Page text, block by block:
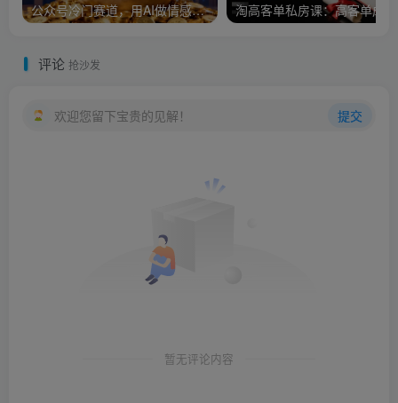
公众号冷门赛道，用AI做情感漫画，7天开通流量主，操作简单，小白可玩
评论 抢沙发
欢迎您留下宝贵的见解！ 提交
暂无评论内容